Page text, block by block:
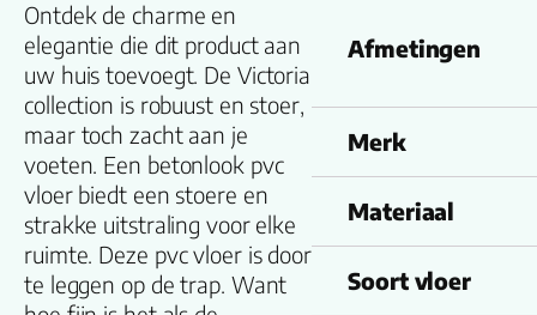
Ontdek de charme en
elegantie die dit product aan
uw huis toevoegt. De Victoria
collection is robuust en stoer,
maar toch zacht aan je
voeten. Een betonlook pvc
vloer biedt een stoere en
strakke uitstraling voor elke
ruimte. Deze pvc vloer is door
te leggen op de trap. Want
Afmetingen
Merk
Materiaal
Soort vloer